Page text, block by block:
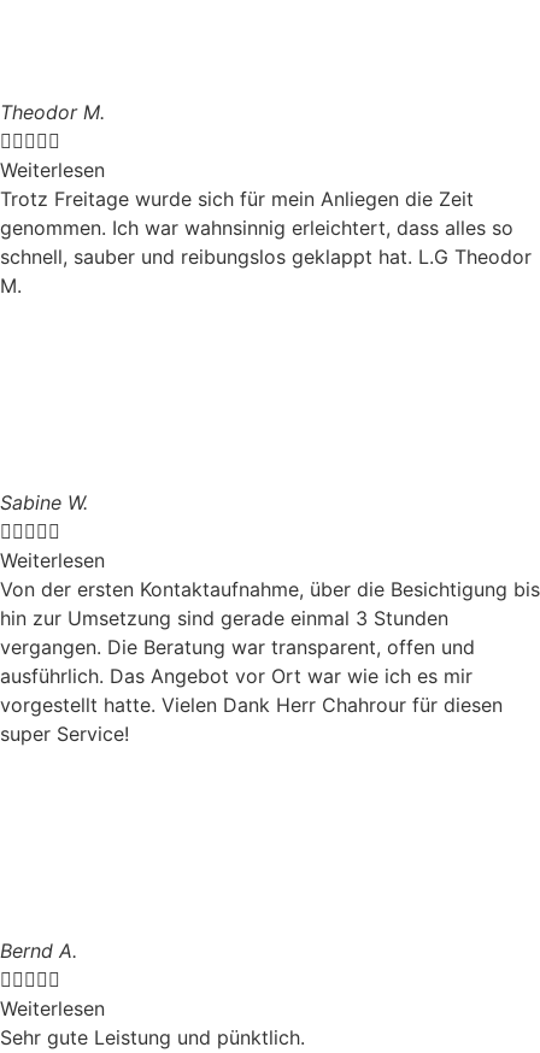
Theodor M.

Weiterlesen
Trotz Freitage wurde sich für mein Anliegen die Zeit
genommen. Ich war wahnsinnig erleichtert, dass alles so
schnell, sauber und reibungslos geklappt hat. L.G Theodor
M.
Sabine W.

Weiterlesen
Von der ersten Kontaktaufnahme, über die Besichtigung bis
hin zur Umsetzung sind gerade einmal 3 Stunden
vergangen. Die Beratung war transparent, offen und
ausführlich. Das Angebot vor Ort war wie ich es mir
vorgestellt hatte. Vielen Dank Herr Chahrour für diesen
super Service!
Bernd A.

Weiterlesen
Sehr gute Leistung und pünktlich.